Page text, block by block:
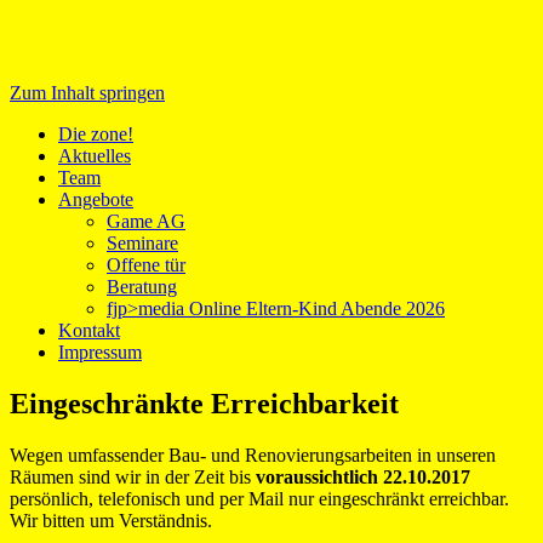
Medientreff zone!
Zum Inhalt springen
Die zone!
Aktuelles
Team
Angebote
Game AG
Seminare
Offene tür
Beratung
fjp>media Online Eltern-Kind Abende 2026
Kontakt
Impressum
Eingeschränkte Erreichbarkeit
Wegen umfassender Bau- und Renovierungsarbeiten in unseren
Räumen sind wir in der Zeit bis voraussichtlich 22.10.2017
persönlich, telefonisch und per Mail nur eingeschränkt erreichbar.
Wir bitten um Verständnis.